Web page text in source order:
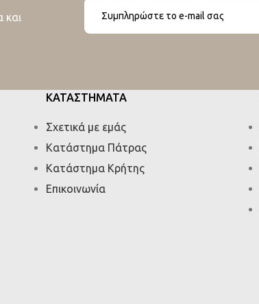
και
ΚΑΤΑΣΤΗΜΑΤΑ
Σχετικά με εμάς
Κατάστημα Πάτρας
Κατάστημα Κρήτης
Επικοινωνία